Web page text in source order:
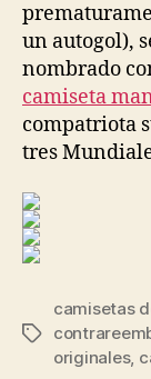
un autogol),
nombrado
camiseta
compatriota
tres
Etiquetas
camisetas
originales,